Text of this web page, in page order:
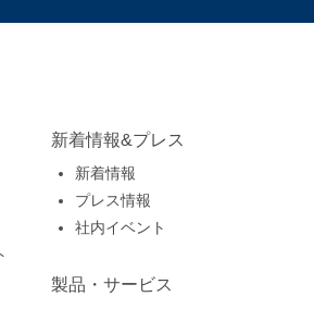
ま
発
し
に
教
ラ
文字で始めるため、普
ことができ、とても面
白かったです！紹介す
るときは結構脳トレに
もなるなぁ～と思いな
がら悩み悩み紹介しま
ざ
願
内
例
で
が
も面白くて、大変盛り
てしまい申し訳ござい
ません。。考えてくだ
さった皆様ありがとう
クイズの抜粋です。 O
化
っ
な
、
目
新着情報&プレス
新着情報
プレス情報
社内イベント
製品・サービス